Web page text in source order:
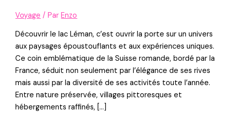
Voyage / ParEnzo
Découvrir le lac Léman, c’est ouvrir la porte sur un univers
aux paysages époustouflants et aux expériences uniques.
Ce coin emblématique de la Suisse romande, bordé par la
France, séduit non seulement par l’élégance de ses rives
mais aussi par la diversité de ses activités toute l’année.
Entre nature préservée, villages pittoresques et
hébergements raffinés, […]